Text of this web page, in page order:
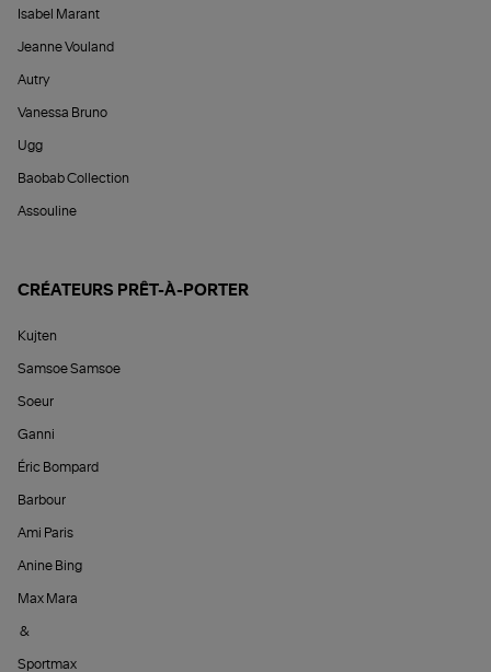
Isabel Marant
Jeanne Vouland
Autry
Vanessa Bruno
Ugg
Baobab Collection
Assouline
CRÉATEURS PRÊT-À-PORTER
Kujten
Samsoe Samsoe
Soeur
Ganni
Éric Bompard
Barbour
Ami Paris
Anine Bing
Max Mara
&
Sportmax